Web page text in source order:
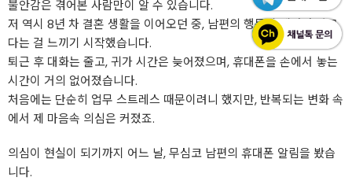
불안감은 겪어본 사람만이 알 수 있습니다.
저 역시 8년 차 결혼 생활을 이어오던 중, 남편의 행동이 예전과 다르
다는 걸 느끼기 시작했습니다.
퇴근 후 대화는 줄고, 귀가 시간은 늦어졌으며, 휴대폰을 손에서 놓는
시간이 거의 없어졌습니다.
처음에는 단순히 업무 스트레스 때문이려니 했지만, 반복되는 변화 속
에서 제 마음속 의심은 커졌죠.
의심이 현실이 되기까지 어느 날, 무심코 남편의 휴대폰 알림을 봤습
니다.